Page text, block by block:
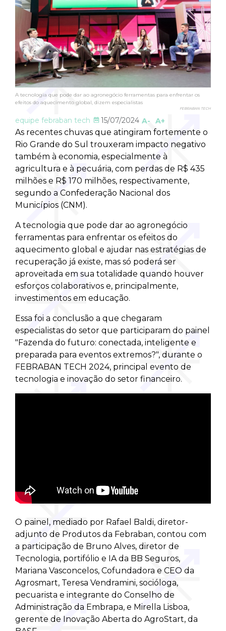
A tecnologia que pode dar ao agronegócio ferramentas para enfrentar os
efeitos do aquecimento global, dizem especialistas
FEBRABAN TECH
equipe febraban tech 15/07/2024 A+
A-
As recentes chuvas que atingiram fortemente o
Rio Grande do Sul trouxeram impacto negativo
também à economia, especialmente à
agricultura e à pecuária, com perdas de R$ 435
milhões e R$ 170 milhões, respectivamente,
segundo a Confederação Nacional dos
Municípios (CNM).
A tecnologia que pode dar ao agronegócio
ferramentas para enfrentar os efeitos do
aquecimento global e ajudar nas estratégias de
recuperação já existe, mas só poderá ser
aproveitada em sua totalidade quando houver
esforços colaborativos e, principalmente,
investimentos em educação.
Essa foi a conclusão a que chegaram
especialistas do setor que participaram do painel
"Fazenda do futuro: conectada, inteligente e
preparada para eventos extremos?", durante o
FEBRABAN TECH 2024, principal evento de
tecnologia e inovação do setor financeiro.
O painel, mediado por Rafael Baldi, diretor-
adjunto de Produtos da Febraban, contou com
a participação de Bruno Alves, diretor de
Tecnologia, portifólio e IA da BB Seguros,
Mariana Vasconcelos, Cofundadora e CEO da
Agrosmart, Teresa Vendramini, socióloga,
pecuarista e integrante do Conselho de
Administração da Embrapa, e Mirella Lisboa,
gerente de Inovação Aberta do AgroStart, da